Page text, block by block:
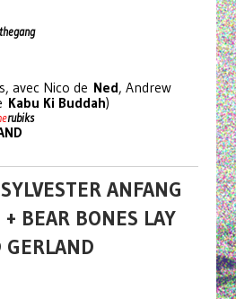
avec Nico de Ned, Andrew
Kabu Ki Buddah)
rubiks
ANFANG
BEAR BONES LAY
GERLAND